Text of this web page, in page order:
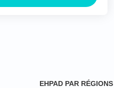
EHPAD PAR RÉGIONS